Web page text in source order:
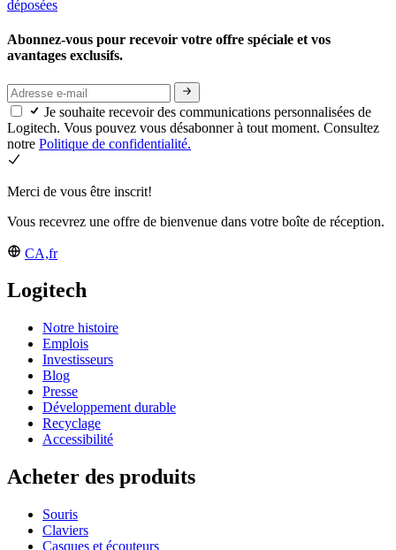
déposées
Abonnez-vous pour recevoir votre offre spéciale et vos
avantages exclusifs.
Je souhaite recevoir des communications personnalisées de
Logitech. Vous pouvez vous désabonner à tout moment. Consultez
notre Politique de confidentialité.
Merci de vous être inscrit!
Vous recevrez une offre de bienvenue dans votre boîte de réception.
CA,fr
Logitech
Notre histoire
Emplois
Investisseurs
Blog
Presse
Développement durable
Recyclage
Accessibilité
Acheter des produits
Souris
Claviers
Casques et écouteurs